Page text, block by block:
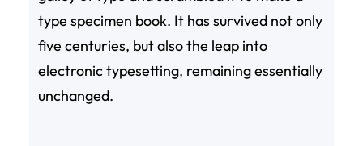
type specimen book. It has survived not only
five centuries, but also the leap into
electronic typesetting, remaining essentially
unchanged.